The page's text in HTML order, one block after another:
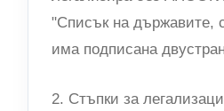
"Списък на държавите,
има подписана
2. Стъпки за